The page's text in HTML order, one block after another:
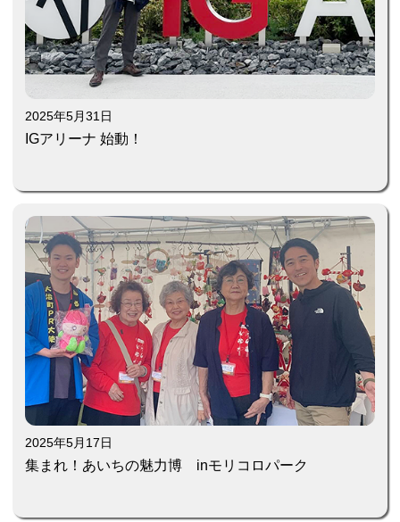
2025年5月31日
IGアリーナ 始動！
2025年5月17日
集まれ！あいちの魅力博 inモリコロパーク